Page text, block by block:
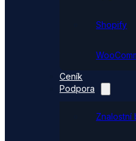
Shopify
Ceník
Podpora
Znalostní